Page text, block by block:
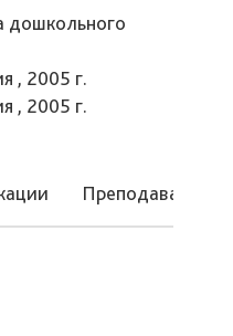
дошкольного
, 2005 г.
, 2005 г.
Преподаваемые